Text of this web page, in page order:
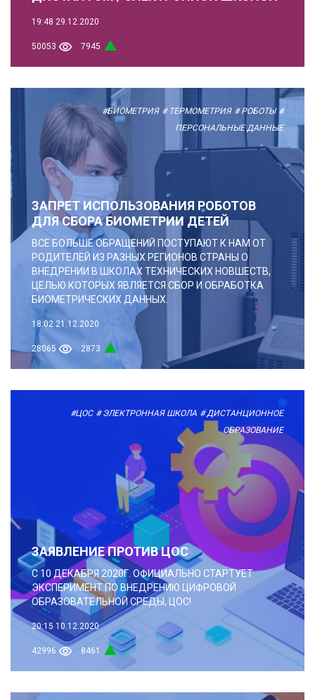
19:48 29.12.2020
50053 7945
#БИОМЕТРИЯ # ТЕРМОМЕТРИЯ # РОБОТЫ #
ПЕРСОНАЛЬНЫЕ ДАННЫЕ
ЗАПРЕТ ИСПОЛЬЗОВАНИЯ РОБОТОВ
ДЛЯ СБОРА БИОМЕТРИИ ДЕТЕЙ
ВСЕ БОЛЬШЕ ОБРАЩЕНИЙ ПОСТУПАЮТ К НАМ ОТ
РОДИТЕЛЕЙ ИЗ РАЗНЫХ РЕГИОНОВ СТРАНЫ О
ВНЕДРЕНИИ В ШКОЛАХ ТЕХНИЧЕСКИХ НОВШЕСТВ,
ЦЕЛЬЮ КОТОРЫХ ЯВЛЯЕТСЯ СБОР И ОБРАБОТКА
БИОМЕТРИЧЕСКИХ ДАННЫХ.
18:02 21.12.2020
28065 2873
#ЦОС # ЭЛЕКТРОННАЯ ШКОЛА # ДИСТАНЦИОННОЕ
ОБРАЗОВАНИЕ
ЗАЯВЛЕНИЕ ПРОТИВ ЦОС
С 10 ДЕКАБРЯ 2020Г. ОФИЦИАЛЬНО СТАРТУЕТ
ЭКСПЕРИМЕНТ ПО ВНЕДРЕНИЮ ЦИФРОВОЙ
ОБРАЗОВАТЕЛЬНОЙ СРЕДЫ, ЦОС!
20:15 10.12.2020
42996 8461